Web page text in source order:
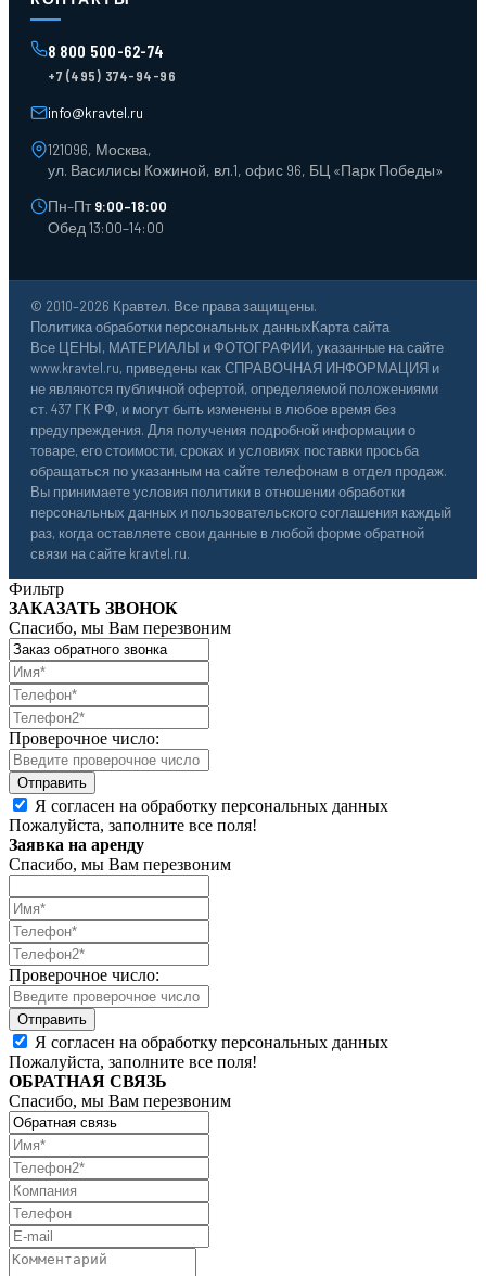
Поддоны
Ящики пластиковые
Тара пласт. и металл.
Тележки для склада
8 800 500-62-74
+7 (495) 374-94-96
info@kravtel.ru
121096, Москва,
ул. Василисы Кожиной, вл.1, офис 96, БЦ «Парк Победы»
Пн–Пт9:00–18:00
Обед 13:00–14:00
© 2010–2026 Кравтел. Все права защищены.
Политика обработки персональных данныхКарта сайта
Все ЦЕНЫ, МАТЕРИАЛЫ и ФОТОГРАФИИ, указанные на сайте
www.kravtel.ru, приведены как СПРАВОЧНАЯ ИНФОРМАЦИЯ и
не являются публичной офертой, определяемой положениями
ст. 437 ГК РФ, и могут быть изменены в любое время без
предупреждения. Для получения подробной информации о
товаре, его стоимости, сроках и условиях поставки просьба
обращаться по указанным на сайте телефонам в отдел продаж.
Вы принимаете условия политики в отношении обработки
персональных данных и пользовательского соглашения каждый
раз, когда оставляете свои данные в любой форме обратной
связи на сайте kravtel.ru.
Фильтр
ЗАКАЗАТЬ ЗВОНОК
Спасибо, мы Вам перезвоним
Проверочное число:
Я согласен на обработку персональных данных
Пожалуйста, заполните все поля!
Заявка на аренду
Спасибо, мы Вам перезвоним
Проверочное число:
Я согласен на обработку персональных данных
Пожалуйста, заполните все поля!
ОБРАТНАЯ СВЯЗЬ
Спасибо, мы Вам перезвоним